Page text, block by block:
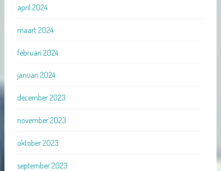
april 2024
maart 2024
februari 2024
januari 2024
december 2023
november 2023
oktober 2023
september 2023